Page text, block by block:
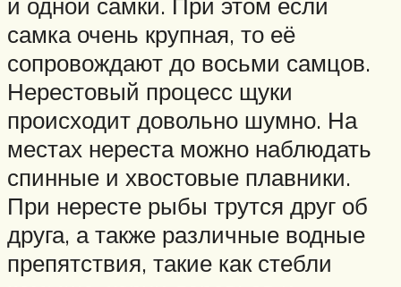
самка очень крупная, то её
сопровождают до восьми самцов.
Нерестовый процесс щуки
происходит довольно шумно. На
местах нереста можно наблюдать
спинные и хвостовые плавники.
При нересте рыбы трутся друг об
друга, а также различные водные
препятствия, такие как стебли